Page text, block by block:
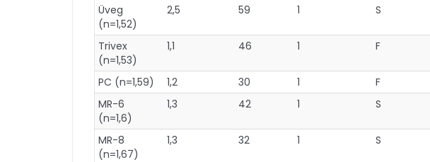
Üveg
(n=1,52)
2,5 59 1 S
Trivex
(n=1,53)
1,1 46 1 F
PC (n=1,59) 1,2 30 1 F
MR-6
(n=1,6)
1,3 42 1 S
MR-8
(n=1,67)
1,3 32 1 S